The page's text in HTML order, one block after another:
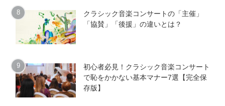
クラシック音楽コンサートの「主催」
「協賛」「後援」の違いとは？
初心者必見！クラシック音楽コンサート
で恥をかかない基本マナー7選【完全保
存版】